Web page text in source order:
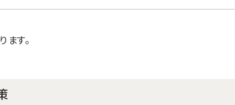
す。